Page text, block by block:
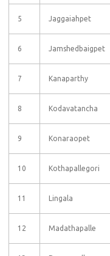
5 Jaggaiahpet
6 Jamshedbaigpet
7 Kanaparthy
8 Kodavatancha
9 Konaraopet
10 Kothapallegori
11 Lingala
12 Madathapalle